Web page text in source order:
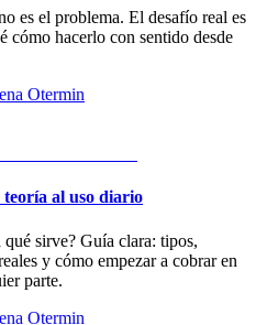
es el problema. El desafío real es
cómo hacerlo con sentido desde
Otermin
teoría al uso diario
sirve? Guía clara: tipos,
y cómo empezar a cobrar en
parte.
Otermin